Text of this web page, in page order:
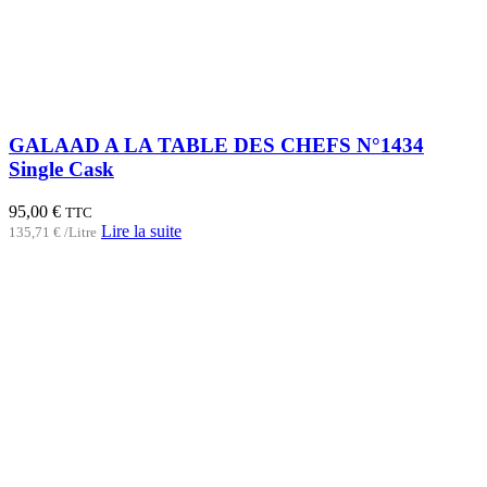
GALAAD A LA TABLE DES CHEFS N°1434
Single Cask
95,00 € TTC
135,71 € /Litre Lire la suite